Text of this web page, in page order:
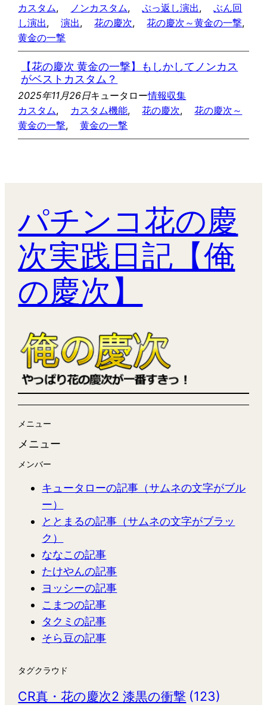
カスタム, ノンカスタム, ぶっ返し演出,
ぶん回
し演出, 演出, 花の慶次, 花の慶次～黄金の一撃
黄金の一撃
【花の慶次 黄金の一撃】もしかしてノンカス
がベストカスタム？
2025年11月26日キュータロー情報収集
カスタム, カスタム機能, 花の慶次,
花の慶次～
黄金の一撃, 黄金の一撃
パチンコ花の慶
次実践日記【俺
の慶次】
メニュー
メニュー
メンバー
キュータローの記事（サムネの文字がブル
ー）
ととまるの記事（サムネの文字がブラッ
ク）
ななこの記事
たけやんの記事
ヨッシーの記事
こまつの記事
タクミの記事
そら豆の記事
タグクラウド
CR真・花の慶次2 漆黒の衝撃 (123)